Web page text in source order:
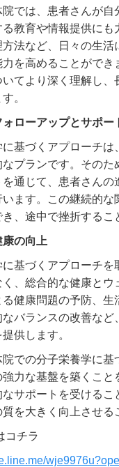
では、患者さんが自
教育や情報提供に
方法など、日々の生
力を高めることがで
いてより深く理解し
。
ローアップとサポー
基づくアプローチ
プランです。その
を通じて、患者さん
ます。この継続的
、途中で挫折するこ
の向上
基づくアプローチ
く、総合的な健康と
健康問題の予防、
なバランスの改善な
提供します。
院での分子栄養学に
力な基盤を築くこ
サポートを受ける
を大きく向上させる
コチラ